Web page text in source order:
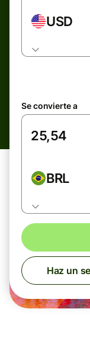
USD
Se convierte a
BRL
Haz un